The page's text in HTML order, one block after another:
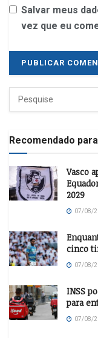
Salvar meus
vez que eu
Recomendado
Vasco
2029
07/08/
cinco
07/08/
INSS
para
07/08/